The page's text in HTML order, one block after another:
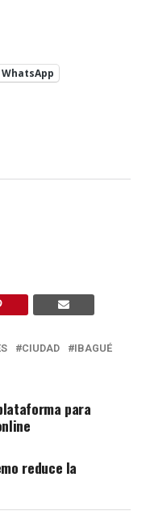
WhatsApp
CIUDAD
IBAGUÉ
para
reduce la